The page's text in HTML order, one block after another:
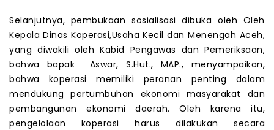
Selanjutnya, pembukaan sosialisasi dibuka oleh Oleh
Kepala Dinas Koperasi,Usaha Kecil dan Menengah Aceh,
yang diwakili oleh Kabid Pengawas dan Pemeriksaan,
bahwa bapak Aswar, S.Hut., MAP., menyampaikan,
bahwa koperasi memiliki peranan penting dalam
mendukung pertumbuhan ekonomi masyarakat dan
pembangunan ekonomi daerah. Oleh karena itu,
pengelolaan koperasi harus dilakukan secara